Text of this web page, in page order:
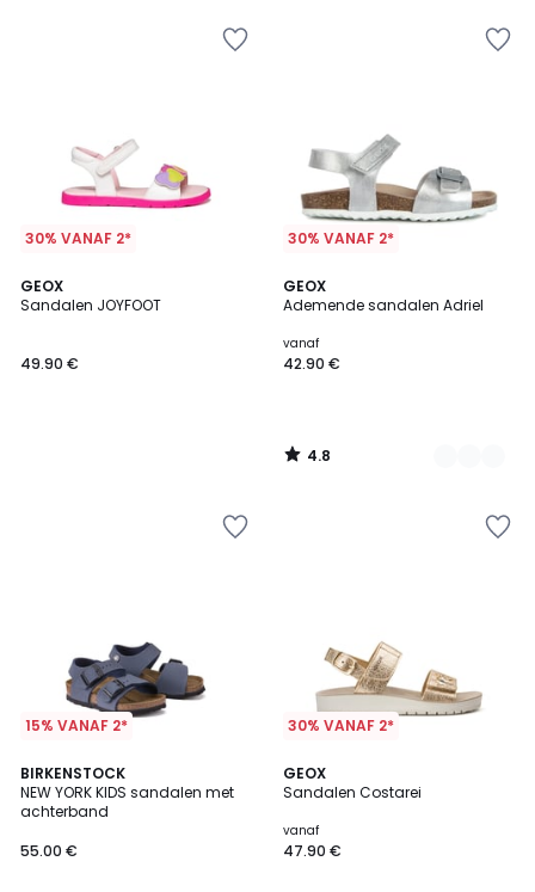
30% VANAF 2*
GEOX
Sandalen JOYFOOT
49.90 €
30% VANAF 2*
GEOX
Ademende sandalen Adriel
vanaf
42.90 €
4.8
/ 5
2
Kleuren
4.8
/
15% VANAF 2*
BIRKENSTOCK
NEW YORK KIDS sandalen met
achterband
55.00 €
4.7
/ 5
30% VANAF 2*
GEOX
Sandalen Costarei
vanaf
47.90 €
5
/
2
Kleuren